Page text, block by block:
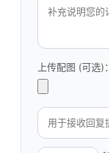
上传配图 (可选)：